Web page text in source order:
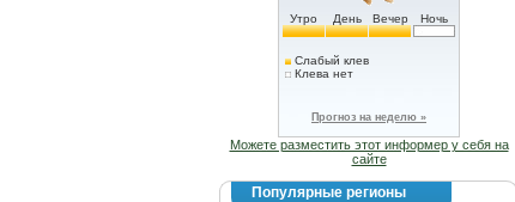
Утро День Вечер Ночь
Слабый клев
Клева нет
Прогноз на неделю »
Можете разместить этот информер у себя на
сайте
Популярные регионы